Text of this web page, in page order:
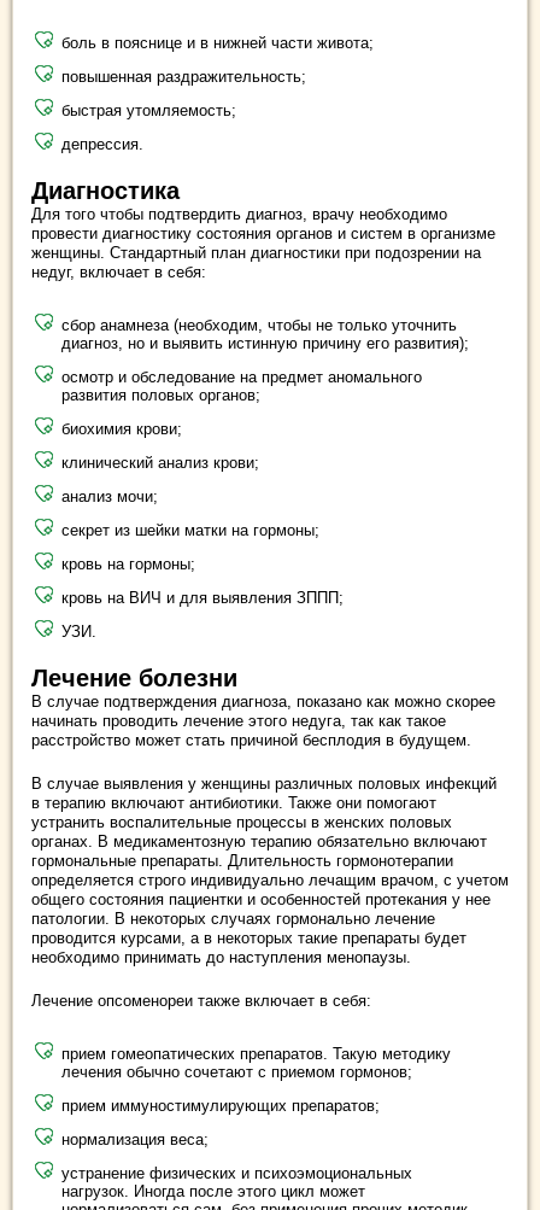
боль в пояснице и в нижней части живота;
повышенная раздражительность;
быстрая утомляемость;
депрессия.
Диагностика
Для того чтобы подтвердить диагноз, врачу необходимо
провести диагностику состояния органов и систем в организме
женщины. Стандартный план диагностики при подозрении на
недуг, включает в себя:
сбор анамнеза (необходим, чтобы не только уточнить
диагноз, но и выявить истинную причину его развития);
осмотр и обследование на предмет аномального
развития половых органов;
биохимия крови;
клинический анализ крови;
анализ мочи;
секрет из шейки матки на гормоны;
кровь на гормоны;
кровь на ВИЧ и для выявления ЗППП;
УЗИ.
Лечение болезни
В случае подтверждения диагноза, показано как можно скорее
начинать проводить лечение этого недуга, так как такое
расстройство может стать причиной бесплодия в будущем.
В случае выявления у женщины различных половых инфекций
в терапию включают антибиотики. Также они помогают
устранить воспалительные процессы в женских половых
органах. В медикаментозную терапию обязательно включают
гормональные препараты. Длительность гормонотерапии
определяется строго индивидуально лечащим врачом, с учетом
общего состояния пациентки и особенностей протекания у нее
патологии. В некоторых случаях гормонально лечение
проводится курсами, а в некоторых такие препараты будет
необходимо принимать до наступления менопаузы.
Лечение опсоменореи также включает в себя:
прием гомеопатических препаратов. Такую методику
лечения обычно сочетают с приемом гормонов;
прием иммуностимулирующих препаратов;
нормализация веса;
устранение физических и психоэмоциональных
нагрузок. Иногда после этого цикл может